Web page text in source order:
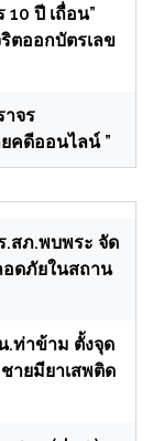
ปี เถื่อน”
ตออกบัตรเลข
าจร
คดีออนไลน์ ”
.สภ.พบพระ จัด
ดภัยในสถาน
.ท่าข้าม ตั้งจุด
ายมียาเสพติด